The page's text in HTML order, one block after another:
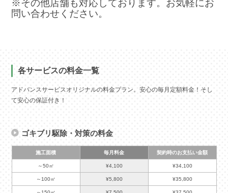
※その他店舗も対応しております。お気軽にお
問い合わせください。
各サービスの料金一覧
アドバンスサービスオリジナルの料金プラン。安心の毎月定額料金！そし
て安心の保証付き！
ゴキブリ駆除・対策の料金
施工面積 毎月料金 契約時のお支払い金額
～50㎡ ¥4,100 ¥34,100
～100㎡ ¥5,800 ¥35,800